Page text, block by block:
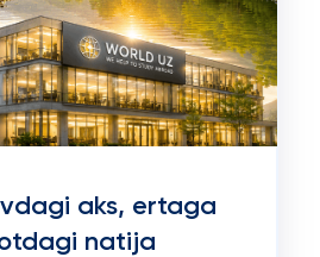
aks, ertaga
natija